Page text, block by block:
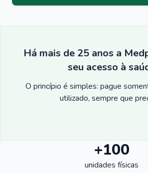
Há mais de 25 anos a
seu acesso à
O princípio é simples: pague
utilizado, sempre que
+100
unidades físicas